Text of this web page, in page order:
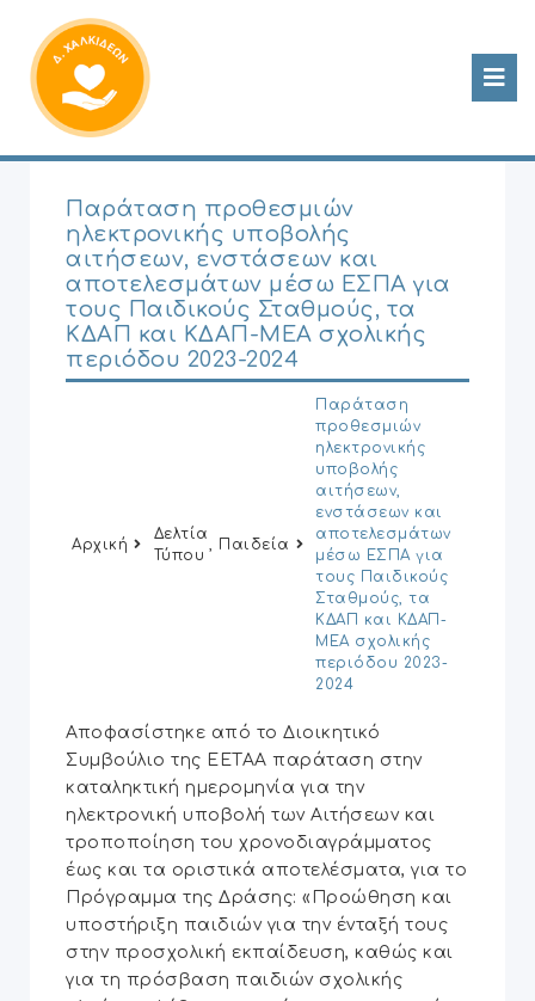
Παράταση προθεσμιών
ηλεκτρονικής υποβολής
αιτήσεων, ενστάσεων και
αποτελεσμάτων μέσω ΕΣΠΑ για
τους Παιδικούς Σταθμούς, τα
ΚΔΑΠ και ΚΔΑΠ-ΜΕΑ σχολικής
περιόδου 2023-2024
Αρχική
Δελτία
Τύπου
, Παιδεία
Παράταση
προθεσμιών
ηλεκτρονικής
υποβολής
αιτήσεων,
ενστάσεων και
αποτελεσμάτων
μέσω ΕΣΠΑ για
τους Παιδικούς
Σταθμούς, τα
ΚΔΑΠ και ΚΔΑΠ-
ΜΕΑ σχολικής
περιόδου 2023-
2024
Αποφασίστηκε από το Διοικητικό
Συμβούλιο της ΕΕΤΑΑ παράταση στην
καταληκτική ημερομηνία για την
ηλεκτρονική υποβολή των Αιτήσεων και
τροποποίηση του χρονοδιαγράμματος
έως και τα οριστικά αποτελέσματα, για το
Πρόγραμμα της Δράσης: «Προώθηση και
υποστήριξη παιδιών για την ένταξή τους
στην προσχολική εκπαίδευση, καθώς και
για τη πρόσβαση παιδιών σχολικής